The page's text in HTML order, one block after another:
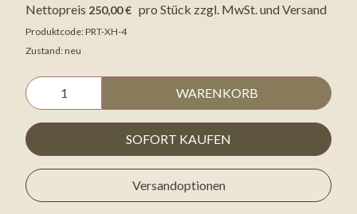
Nettopreis 250,00 € pro Stück zzgl. MwSt. und Versand
Produktcode: PRT-XH-4
Zustand: neu
WARENKORB
SOFORT KAUFEN
Versandoptionen